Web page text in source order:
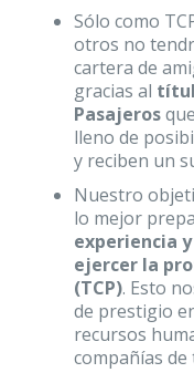
Sólo como
otros no
cartera de
gracias al
Pasajeros
lleno de
y reciben un
Nuestro
lo mejor
experiencia
ejercer la
(TCP). Esto
de prestigio
recursos
compañías